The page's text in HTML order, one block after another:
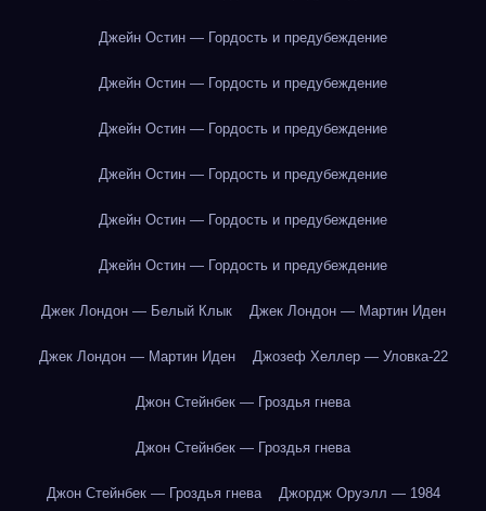
Джейн Остин — Гордость и предубеждение
Джейн Остин — Гордость и предубеждение
Джейн Остин — Гордость и предубеждение
Джейн Остин — Гордость и предубеждение
Джейн Остин — Гордость и предубеждение
Джейн Остин — Гордость и предубеждение
Джек Лондон — Белый Клык Джек Лондон — Мартин Иден
Джек Лондон — Мартин Иден Джозеф Хеллер — Уловка-22
Джон Стейнбек — Гроздья гнева
Джон Стейнбек — Гроздья гнева
Джон Стейнбек — Гроздья гнева Джордж Оруэлл — 1984